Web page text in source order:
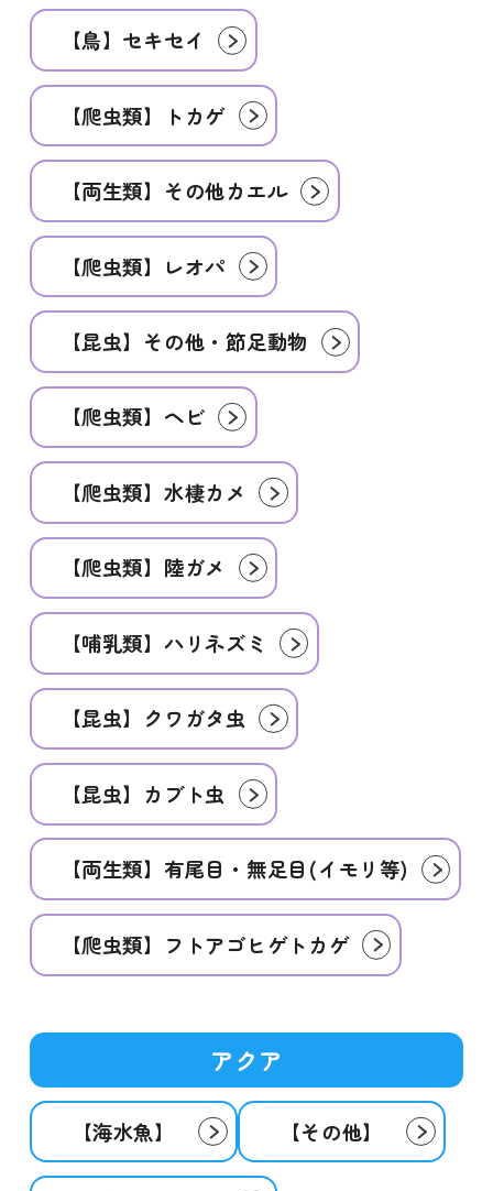
【鳥】セキセイ
【爬虫類】トカゲ
【両生類】その他カエル
【爬虫類】レオパ
【昆虫】その他・節足動物
【爬虫類】ヘビ
【爬虫類】水棲カメ
【爬虫類】陸ガメ
【哺乳類】ハリネズミ
【昆虫】クワガタ虫
【昆虫】カブト虫
【両生類】有尾目・無足目(イモリ等)
【爬虫類】フトアゴヒゲトカゲ
アクア
【海水魚】 【その他】